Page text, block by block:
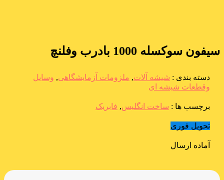
سیفون سوکسله 1000 بادرب وفلنچ
دسته بندی : شیشه آلات, ملزومات آزمایشگاهی, وسایل
وقطعات شیشه ای
برچسب ها : ساخت انگلیس, فابریک
تحویل فوری
آماده ارسال